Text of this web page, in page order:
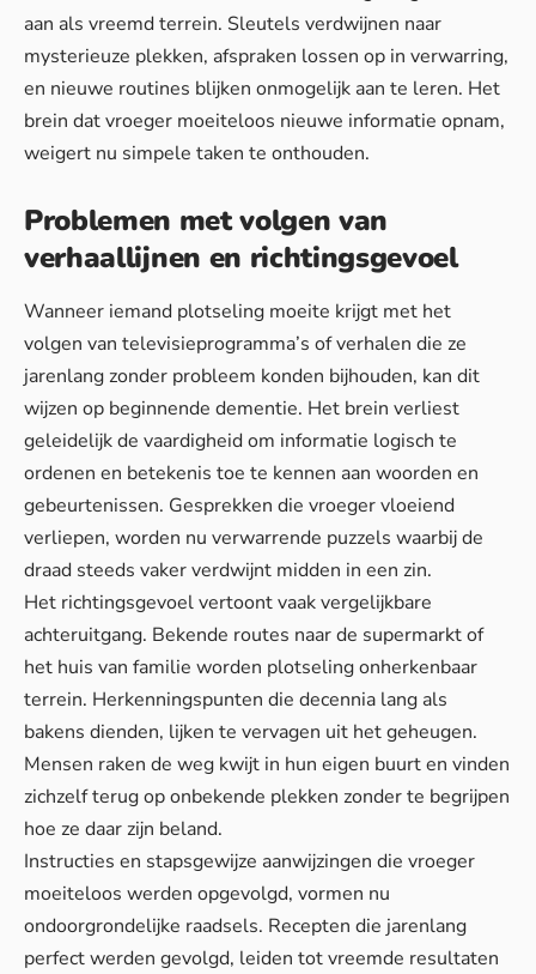
aan als vreemd terrein. Sleutels verdwijnen naar
mysterieuze plekken, afspraken lossen op in verwarring,
en nieuwe routines blijken onmogelijk aan te leren. Het
brein dat vroeger moeiteloos nieuwe informatie opnam,
weigert nu simpele taken te onthouden.
Problemen met volgen van
verhaallijnen en richtingsgevoel
Wanneer iemand plotseling moeite krijgt met het
volgen van televisieprogramma’s of verhalen die ze
jarenlang zonder probleem konden bijhouden, kan dit
wijzen op beginnende dementie. Het brein verliest
geleidelijk de vaardigheid om informatie logisch te
ordenen en betekenis toe te kennen aan woorden en
gebeurtenissen. Gesprekken die vroeger vloeiend
verliepen, worden nu verwarrende puzzels waarbij de
draad steeds vaker verdwijnt midden in een zin.
Het richtingsgevoel vertoont vaak vergelijkbare
achteruitgang. Bekende routes naar de supermarkt of
het huis van familie worden plotseling onherkenbaar
terrein. Herkenningspunten die decennia lang als
bakens dienden, lijken te vervagen uit het geheugen.
Mensen raken de weg kwijt in hun eigen buurt en vinden
zichzelf terug op onbekende plekken zonder te begrijpen
hoe ze daar zijn beland.
Instructies en stapsgewijze aanwijzingen die vroeger
moeiteloos werden opgevolgd, vormen nu
ondoorgrondelijke raadsels. Recepten die jarenlang
perfect werden gevolgd, leiden tot vreemde resultaten